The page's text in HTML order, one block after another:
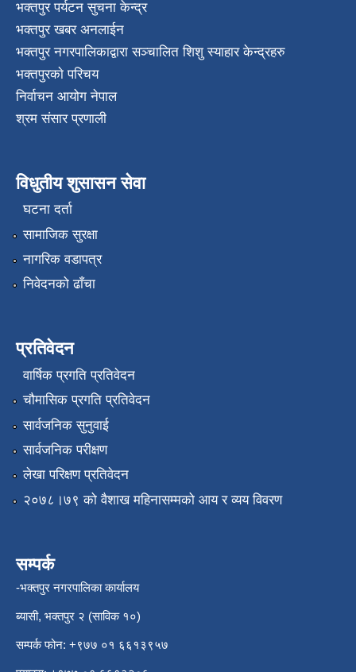
भक्तपुर पर्यटन सुचना केन्द्र
भक्तपुर खबर अनलाईन
भक्तपुर नगरपालिकाद्वारा सञ्चालित शिशु स्याहार केन्द्रहरु
भक्तपुरकाे परिचय
निर्वाचन आयोग नेपाल
श्रम संसार प्रणाली
विधुतीय शुसासन सेवा
घटना दर्ता
सामाजिक सुरक्षा
नागरिक वडापत्र
निवेदनको ढाँचा
प्रतिवेदन
वार्षिक प्रगति प्रतिवेदन
चौमासिक प्रगति प्रतिवेदन
सार्वजनिक सुनुवाई
सार्वजनिक परीक्षण
लेखा परिक्षण प्रतिवेदन
२०७८।७९ को वैशाख महिनासम्मको आय र व्यय विवरण
सम्पर्क
-भक्तपुर नगरपालिका कार्यालय
ब्यासी, भक्तपुर २ (साविक १०)
सम्पर्क फोन: +९७७ ०१ ६६१३९५७